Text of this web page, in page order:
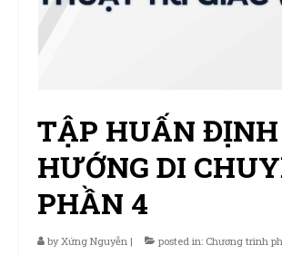
TẬP HUẤN ĐỊNH
HƯỚNG DI
PHẦN 4
byXứng Nguyễn | posted in: Chương trình